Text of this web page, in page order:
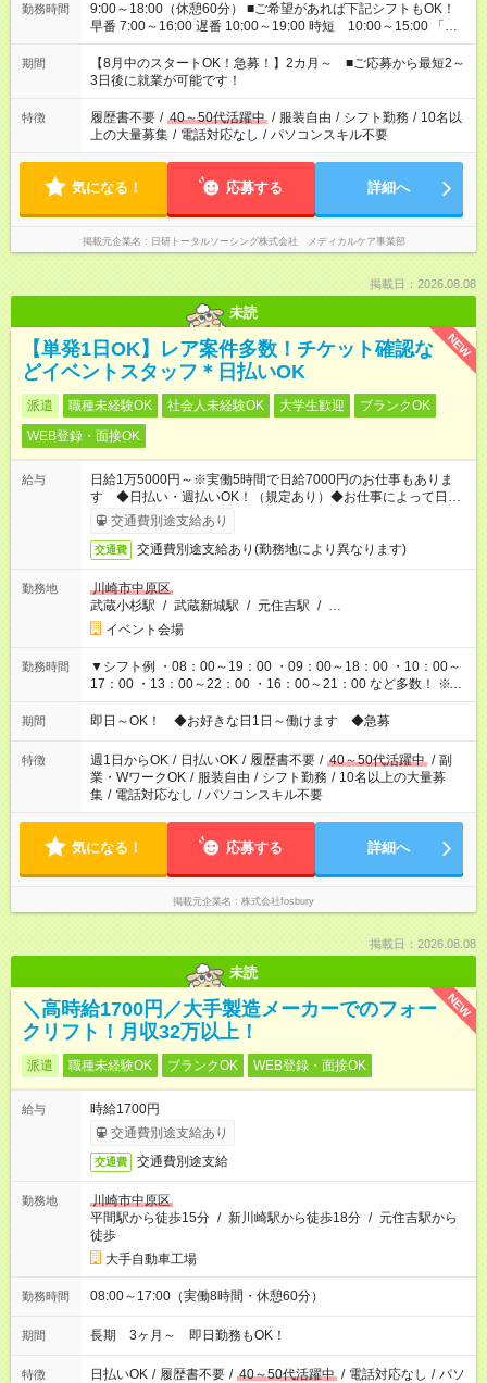
勤務時間
9:00～18:00（休憩60分） ■ご希望があれば下記シフトもOK！
早番 7:00～16:00 遅番 10:00～19:00 時短 10:00～15:00 「家
族と休みを合わせたい」 「余裕を持って夕飯の準備がしたい」
「できれば残業はしたくない」 など、ご希望を教えてください
ね。 ※Wワーク希望の方へ 今ご覧のお仕事で希望する勤務時間
と、もう1つのお仕事の勤務時間。 合計で週40時間を超える場
合は応募できません。
期間
【8月中のスタートOK！急募！】2カ月～ ■ご応募から最短2～
3日後に就業が可能です！
特徴 履歴書不要 / 40～50代活躍中 / 服装自由 / シフト勤務 / 10名以
上の大量募集 / 電話対応なし / パソコンスキル不要
気になる！ 応募する 詳細へ
掲載元企業名 日研トータルソーシング株式会社 メディカルケア事業部
掲載日：2026.08.08
未読
NEW
【単発1日OK】レア案件多数！チケット確認な
どイベントスタッフ＊日払いOK
派遣 職種未経験OK 社会人未経験OK 大学生歓迎
ブランクOK
WEB登録・面接OK
給与
日給1万5000円～※実働5時間で日給7000円のお仕事もありま
す ◆日払い・週払いOK！（規定あり）◆お仕事によって日給も
異なります
交通費別途支給あり
交通費 交通費別途支給あり(勤務地により異なります)
勤務地
川崎市中原区
武蔵小杉駅 / 武蔵新城駅 / 元住吉駅 / …
イベント会場
勤務時間
▼シフト例 ・08：00～19：00 ・09：00～18：00 ・10：00～
17：00 ・13：00～22：00 ・16：00～21：00 など多数！ ※お
仕事により勤務時間が異なります
期間 即日～OK！ ◆お好きな日1日～働けます ◆急募
特徴 週1日からOK / 日払いOK / 履歴書不要 / 40～50代活躍中 / 副
業・WワークOK / 服装自由 / シフト勤務 / 10名以上の大量募
集 / 電話対応なし / パソコンスキル不要
気になる！ 応募する 詳細へ
掲載元企業名 株式会社fosbury
掲載日：2026.08.08
未読
NEW
＼高時給1700円／大手製造メーカーでのフォー
クリフト！月収32万以上！
派遣 職種未経験OK ブランクOK WEB登録・面接OK
給与
時給1700円
交通費別途支給あり
交通費 交通費別途支給
勤務地
川崎市中原区
平間駅から徒歩15分 / 新川崎駅から徒歩18分 / 元住吉駅から
徒歩
大手自動車工場
勤務時間 08:00～17:00（実働8時間・休憩60分）
期間 長期 3ヶ月～ 即日勤務もOK！
特徴 日払いOK / 履歴書不要 / 40～50代活躍中 / 電話対応なし / パソ